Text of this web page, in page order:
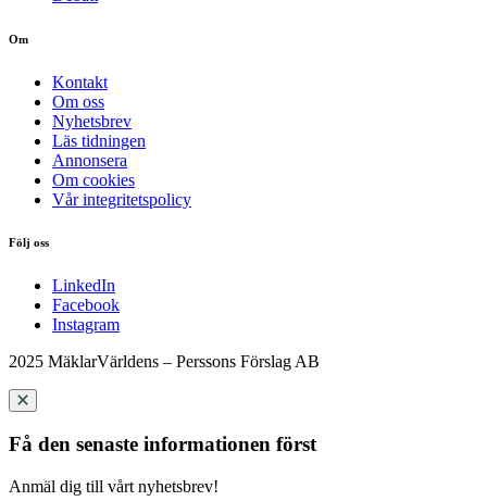
Om
Kontakt
Om oss
Nyhetsbrev
Läs tidningen
Annonsera
Om cookies
Vår integritetspolicy
Följ oss
LinkedIn
Facebook
Instagram
2025 MäklarVärldens – Perssons Förslag AB
Få den senaste informationen först
Anmäl dig till vårt nyhetsbrev!